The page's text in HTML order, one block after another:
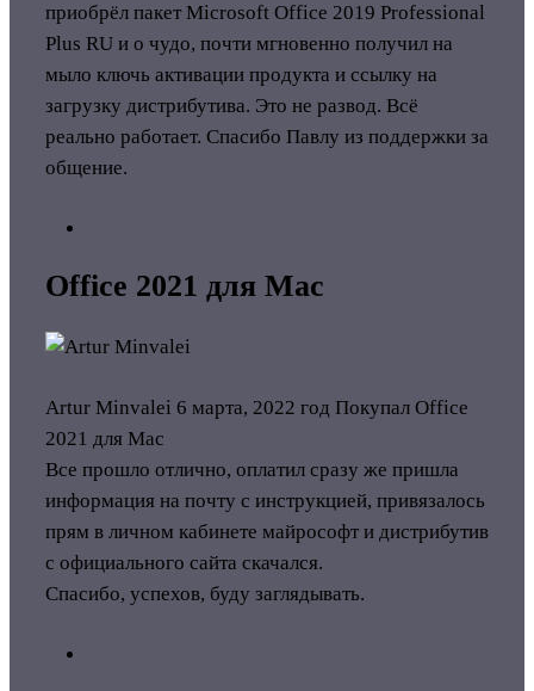
приобрёл пакет Microsoft Office 2019 Professional
Plus RU и о чудо, почти мгновенно получил на
мыло ключь активации продукта и ссылку на
загрузку дистрибутива. Это не развод. Всё
реально работает. Спасибо Павлу из поддержки за
общение.
Office 2021 для Mac
Artur Minvalei 6 марта, 2022 год Покупал Office
2021 для Mac
Все прошло отлично, оплатил сразу же пришла
информация на почту с инструкцией, привязалось
прям в личном кабинете майрософт и дистрибутив
с официального сайта скачался.
Спасибо, успехов, буду заглядывать.